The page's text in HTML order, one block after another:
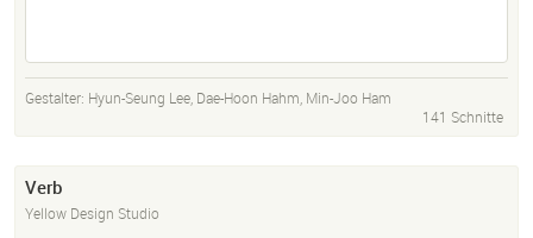
Gestalter: Hyun-Seung Lee, Dae-Hoon Hahm, Min-Joo Ham
141 Schnitte
Verb
Yellow Design Studio